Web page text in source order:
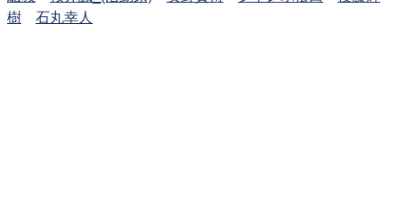
樹
石丸幸人